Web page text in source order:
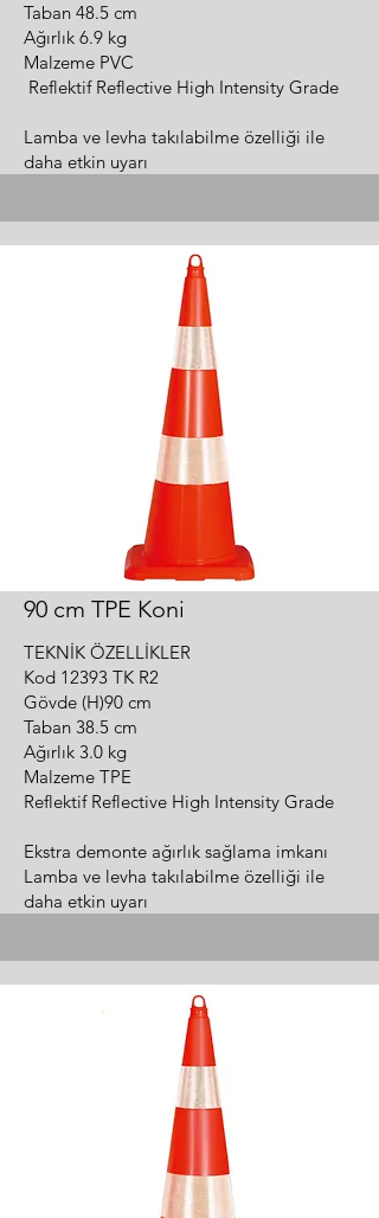
Taban 48.5 cm
Ağırlık 6.9 kg
Malzeme PVC
Reflektif Reflective High Intensity Grade
Lamba ve levha takılabilme özelliği ile
daha etkin uyarı
90 cm TPE Koni
TEKNİK ÖZELLİKLER
Kod 12393 TK R2
Gövde (H)90 cm
Taban 38.5 cm
Ağırlık 3.0 kg
Malzeme TPE
Reflektif Reflective High Intensity Grade
Ekstra demonte ağırlık sağlama imkanı
Lamba ve levha takılabilme özelliği ile
daha etkin uyarı